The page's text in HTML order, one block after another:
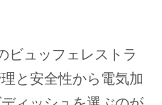
ビュッフェレストラ
と安全性から電気加